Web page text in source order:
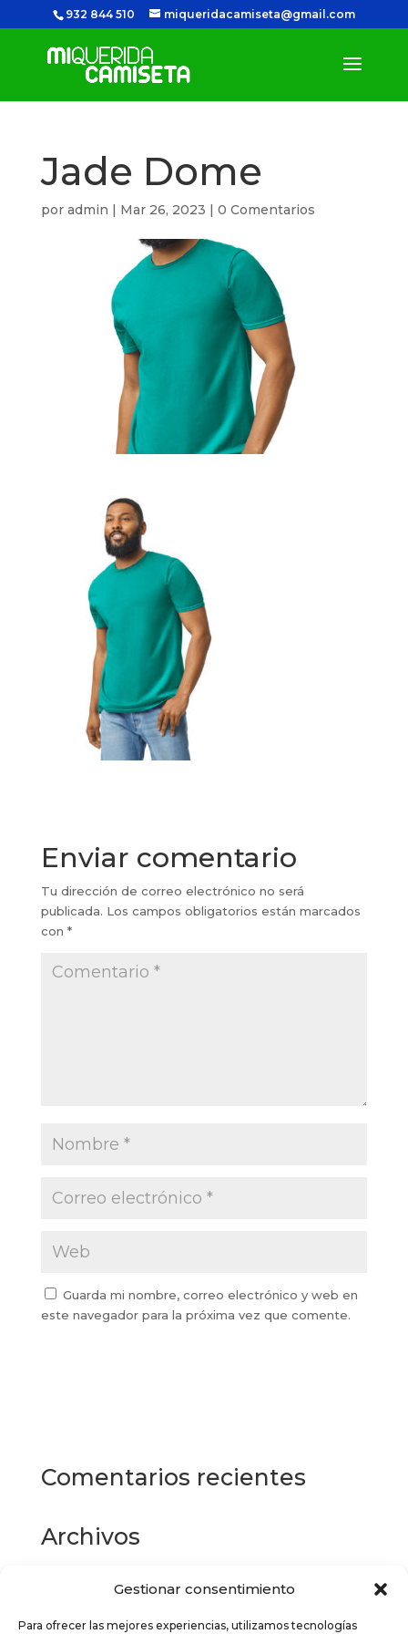
Gestionar consentimiento
Para ofrecer las mejores experiencias, utilizamos tecnologías
932 844 510 miqueridacamiseta@gmail.com
Jade Dome
por admin | Mar 26, 2023 | 0 Comentarios
Enviar comentario
Tu dirección de correo electrónico no será
publicada. Los campos obligatorios están marcados
con *
Guarda mi nombre, correo electrónico y web en
este navegador para la próxima vez que comente.
Comentarios recientes
Archivos
Categorías
No hay categorías